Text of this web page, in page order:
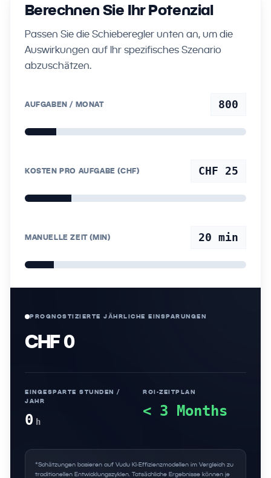
Berechnen Sie Ihr Potenzial
Passen Sie die Schieberegler unten an, um die
Auswirkungen auf Ihr spezifisches Szenario
abzuschätzen.
AUFGABEN / MONAT 800
KOSTEN PRO AUFGABE (CHF) CHF 25
MANUELLE ZEIT (MIN) 20 min
PROGNOSTIZIERTE JÄHRLICHE EINSPARUNGEN
CHF 0
EINGESPARTE STUNDEN /
JAHR
0 h
ROI-ZEITPLAN
< 3 Months
*Schätzungen basieren auf Vudu KI-Effizienzmodellen im Vergleich zu
traditionellen Entwicklungszyklen. Tatsächliche Ergebnisse können je